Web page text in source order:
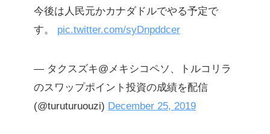
今後は人民元かカナダドルでやる予定で
す。 pic.twitter.com/syDnpddcer
— タクスズキ@メキシコペソ、トルコリラ
のスワップポイント投資の成績を配信
(@turuturuouzi) December 25, 2019